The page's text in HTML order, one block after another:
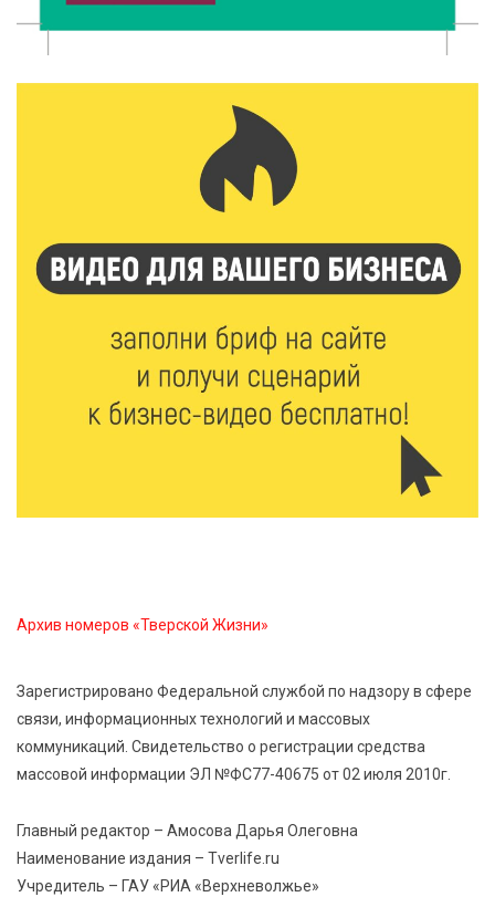
6 Авг 2026 16:02 216
Калининские футболисты представят Тверскую
область на всероссийском марафоне «Земля
6 Авг 2026 15:48 558
Голубев проверил школы и детсады Зубцова к 1
6 Авг 2026 15:01 312
От Твери до Москвы: выставка художника
Владимира Васильева о героях СВО проходит в РГБ
ленту по мотивам басни «Карась»
6 Авг 2026 13:38 412
спортивной столицей России
Архив номеров «Тверской Жизни»
Зарегистрировано Федеральной службой по надзору в сфере
связи, информационных технологий и массовых
коммуникаций. Свидетельство о регистрации средства
массовой информации ЭЛ №ФС77-40675 от 02 июля 2010г.
Главный редактор – Амосова Дарья Олеговна
Наименование издания – Tverlife.ru
Учредитель – ГАУ «РИА «Верхневолжье»